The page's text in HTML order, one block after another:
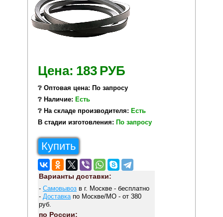
Цена: 183 РУБ
❔ Оптовая цена: По запросу
❔ Наличие: Есть
❔ На складе производителя: Есть
В стадии изготовления: По запросу
Купить
Варианты доставки:
- Самовывозв г. Москве - бесплатно
- Доставкапо Москве/МО - от 380
руб.
по России: